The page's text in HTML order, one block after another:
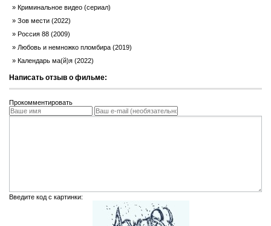
Криминальное видео (сериал)
Зов мести (2022)
Россия 88 (2009)
Любовь и немножко пломбира (2019)
Календарь ма(й)я (2022)
Написать отзыв о фильме:
Прокомментировать
Введите код с картинки: